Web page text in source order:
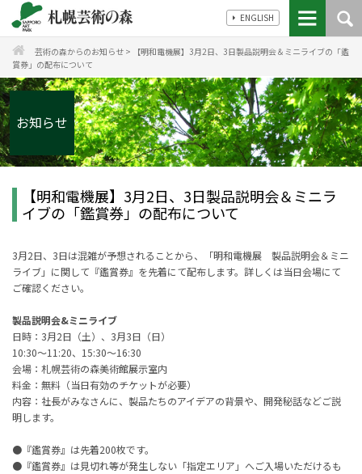
ENGLISH
芸術の森からのお知らせ >
【明和電機展】3月2日、3日製品説明会＆ミニライブの「鑑
賞券」の配布について
お知らせ
【明和電機展】3月2日、3日製品説明会＆ミニラ
イブの「鑑賞券」の配布について
3月2日、3日は混雑が予想されることから、「明和電機展 製品説明会＆ミニ
ライブ」に関して『鑑賞券』を先着にて配布します。詳しくは当日会場にて
ご確認ください。
製品説明会&ミニライブ
日時：3月2日（土）、3月3日（日）
10:30～11:20、15:30～16:30
会場：札幌芸術の森美術館展示室内
料金：無料（当日有効のチケットが必要）
内容：社長がみなさんに、製品たちのアイデアの背景や、開発秘話などご説
明します。
●『鑑賞券』は先着200枚です。
●『鑑賞券』は見切れ等が発生しない「指定エリア」へご入場いただけるも